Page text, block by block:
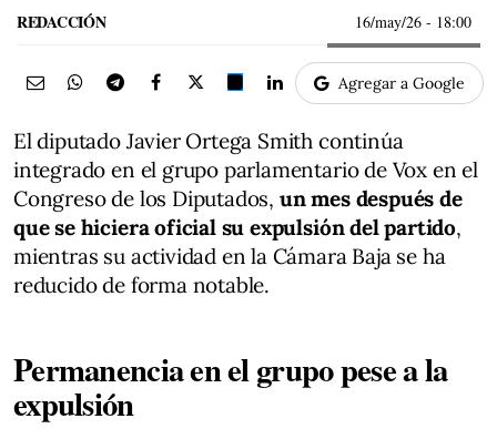
REDACCIÓN 16/may/26 - 18:00
Agregar a Google
El diputado Javier Ortega Smith continúa
integrado en el grupo parlamentario de Vox en el
Congreso de los Diputados, un mes después de
que se hiciera oficial su expulsión del partido,
mientras su actividad en la Cámara Baja se ha
reducido de forma notable.
Permanencia en el grupo pese a la
expulsión